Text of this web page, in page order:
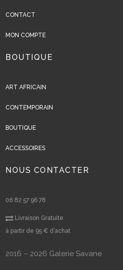
CONTACT
MON COMPTE
BOUTIQUE
ART AFRICAIN
CONTEMPORAIN
BOUTIQUE
ACCESSOIRES
NOUS CONTACTER
06 82 57 96 78
Livraison Gratuite
à partir de 95 € d’achat
2016 – 2026 Galerie Savane